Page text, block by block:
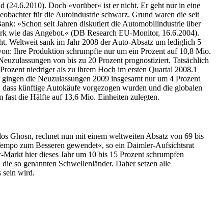
(24.6.2010). Doch »vorüber« ist er nicht. Er geht nur in eine
für die Autoindustrie schwarz. Grund waren die seit
»Schon seit Jahren diskutiert die Automobilindustrie über
wie das Angebot.« (DB Research EU-Monitor, 16.6.2004).
Weltweit sank im Jahr 2008 der Auto-Absatz um lediglich 5
Ihre Produktion schrumpfte nur um ein Prozent auf 10,8 Mio.
von bis zu 20 Prozent prognostiziert. Tatsächlich
niedriger als zu ihrem Hoch im ersten Quartal 2008.1
die Neuzulassungen 2009 insgesamt nur um 4 Prozent
künftige Autokäufe vorgezogen wurden und die globalen
fast die Hälfte auf 13,6 Mio. Einheiten zulegten.
Ghosn, rechnet nun mit einem weltweiten Absatz von 69 bis
zum Besseren gewendet«, so ein Daimler-Aufsichtsrat
hier dieses Jahr um 10 bis 15 Prozent schrumpfen
so genannten Schwellenländer. Daher setzen alle
sein wird.